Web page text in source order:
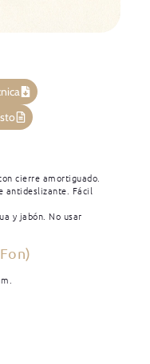
cierre amortiguado.
antideslizante. Fácil
y jabón. No usar